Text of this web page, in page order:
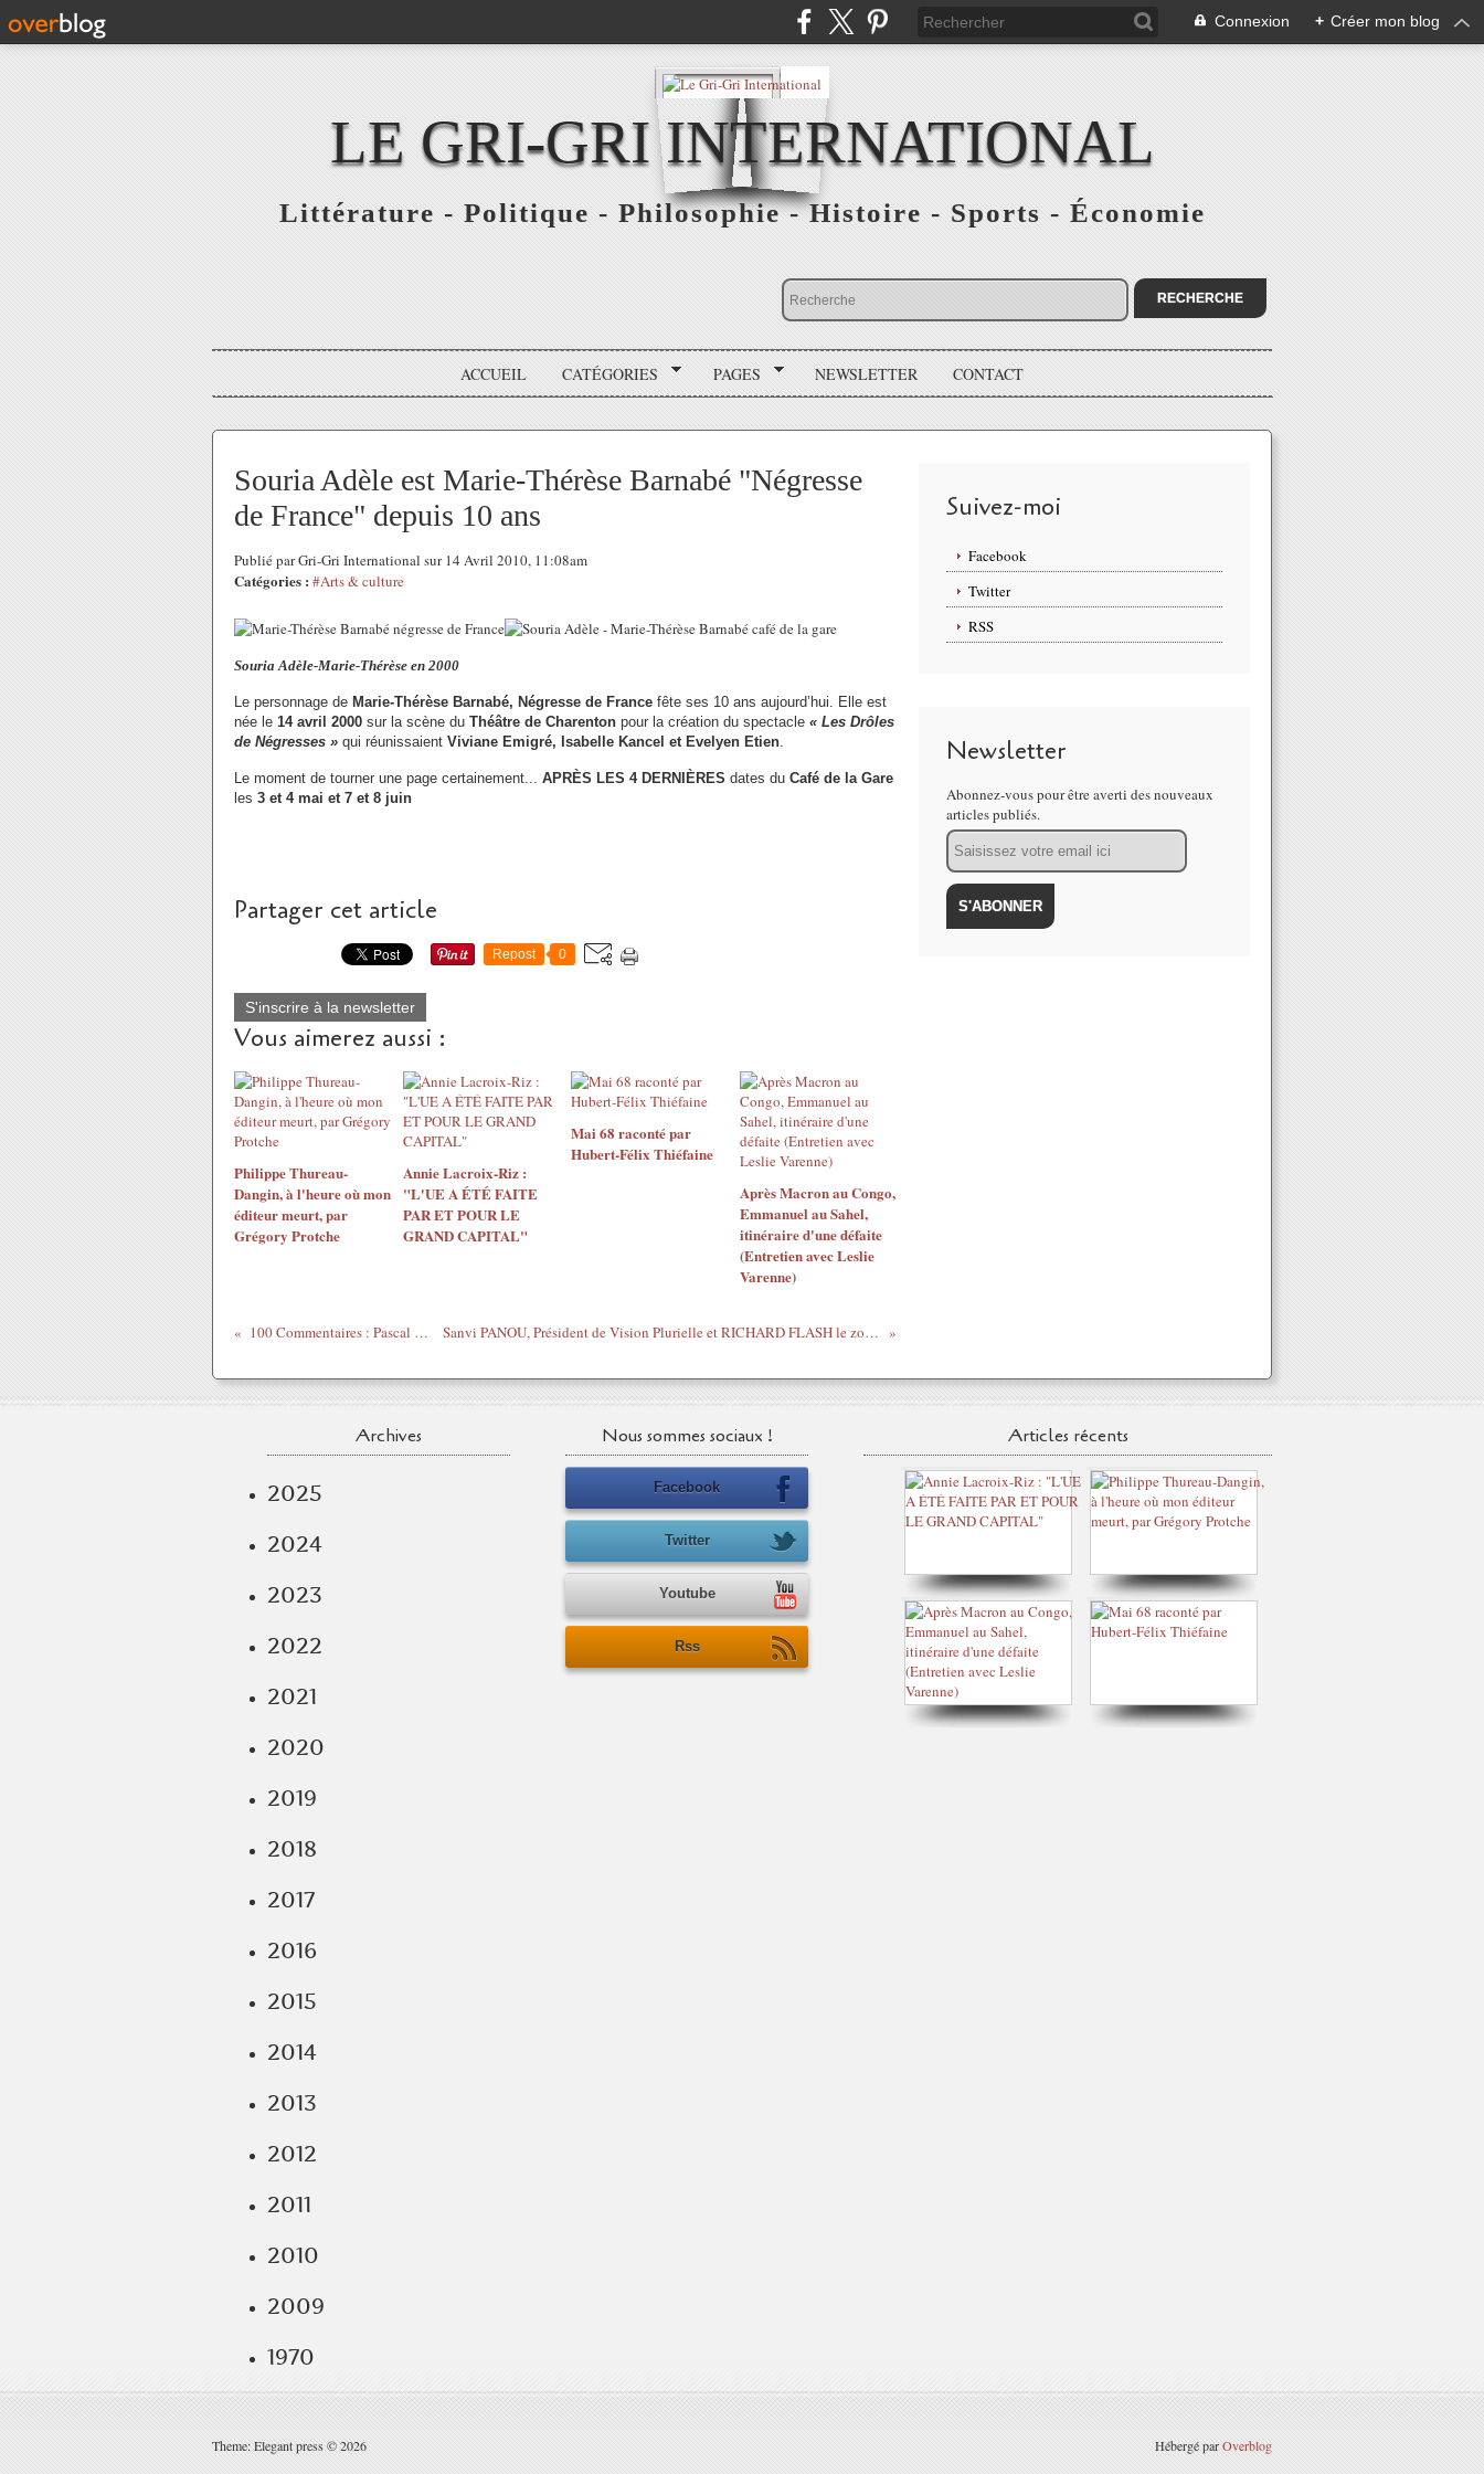
Connexion + Créer mon blog
LE GRI-GRI INTERNATIONAL
Littérature - Politique - Philosophie - Histoire - Sports - Économie
ACCUEIL CATÉGORIES PAGES NEWSLETTER CONTACT
Souria Adèle est Marie-Thérèse Barnabé "Négresse
de France" depuis 10 ans
Publié par Gri-Gri International sur 14 Avril 2010, 11:08am
Catégories : #Arts & culture
Souria Adèle-Marie-Thérèse en 2000
Le personnage de Marie-Thérèse Barnabé, Négresse de France fête ses 10 ans aujourd’hui. Elle est
née le 14 avril 2000 sur la scène du Théâtre de Charenton pour la création du spectacle « Les Drôles
de Négresses » qui réunissaient Viviane Emigré, Isabelle Kancel et Evelyen Etien.
Le moment de tourner une page certainement... APRÈS LES 4 DERNIÈRES dates du Café de la Gare
les 3 et 4 mai et 7 et 8 juin
Partager cet article
Repost 0
S'inscrire à la newsletter
Vous aimerez aussi :
Philippe Thureau-
Dangin, à l'heure où mon
éditeur meurt, par
Grégory Protche
Annie Lacroix-Riz :
"L'UE A ÉTÉ FAITE
PAR ET POUR LE
GRAND CAPITAL"
Mai 68 raconté par
Hubert-Félix Thiéfaine
Après Macron au Congo,
Emmanuel au Sahel,
itinéraire d'une défaite
(Entretien avec Leslie
Varenne)
100 Commentaires : Pascal Colrat... Sanvi PANOU, Président de Vision Plurielle et RICHARD FLASH le zoukeur Béninois
Suivez-moi
Facebook
Twitter
RSS
Newsletter
Abonnez-vous pour être averti des nouveaux
articles publiés.
Email
Archives
2025
2024
2023
2022
2021
2020
2019
2018
2017
2016
2015
2014
2013
2012
2011
2010
2009
1970
Nous sommes sociaux !
Facebook
Twitter
Youtube
Rss
Articles récents
Theme: Elegant press © 2026 Hébergé parOverblog